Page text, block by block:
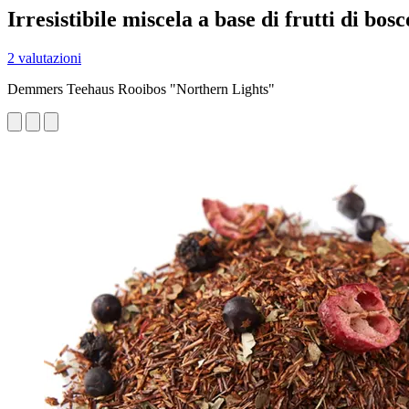
Irresistibile miscela a base di frutti di
2 valutazioni
Demmers Teehaus Rooibos "Northern Lights"